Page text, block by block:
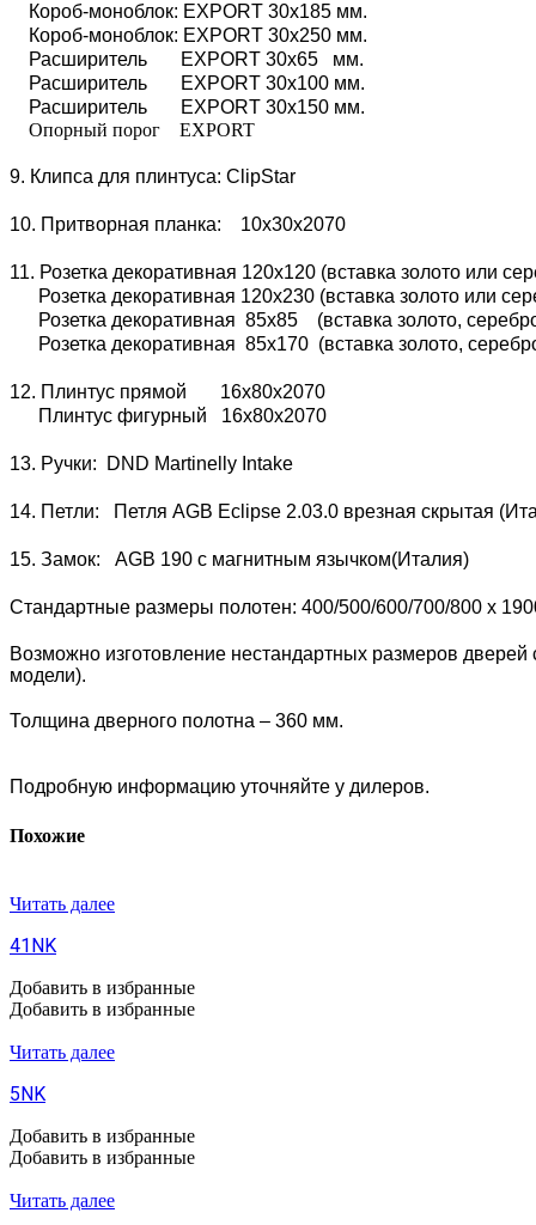
Короб-моноблок: EXPORT 30х185 мм.
Короб-моноблок: EXPORT 30х250 мм.
Расширитель EXPORT 30х65 мм.
Расширитель EXPORT 30х100 мм.
Расширитель EXPORT 30х150 мм.
Опорный порог EXPORT
9. Клипса для плинтуса: ClipStar
10. Притворная планка: 10х30х2070
11. Розетка декоративная 120х120 (вставка золото или
Розетка декоративная 120х230 (вставка золото или
Розетка декоративная 85х85 (вставка золото,
Розетка декоративная 85х170 (вставка золото,
12. Плинтус прямой 16х80х2070
Плинтус фигурный 16х80х2070
13. Ручки: DND Martinelly Intake
14. Петли: Петля AGB Eclipse 2.03.0 врезная скрытая
15. Замок: AGB 190 с магнитным язычком(Италия)
Стандартные размеры полотен: 400/500/600/700/800 x
Возможно изготовление нестандартных размеров
модели).
Толщина дверного полотна – 360 мм.
Подробную информацию уточняйте у дилеров.
Похожие
Читать далее
41NK
Добавить в избранные
Добавить в избранные
Читать далее
5NK
Добавить в избранные
Добавить в избранные
Читать далее